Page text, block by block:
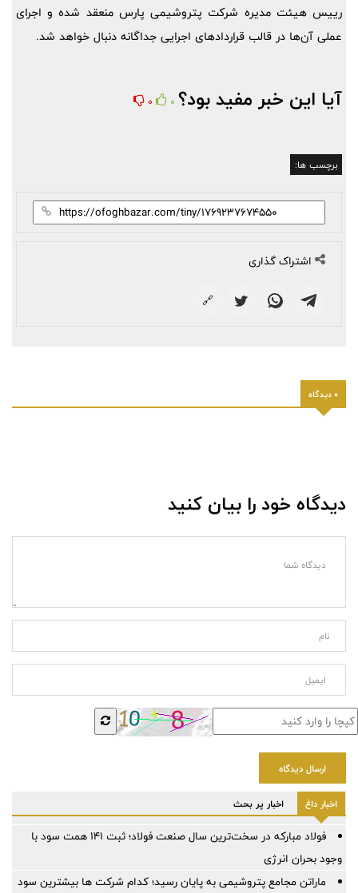
رییس هیئت مدیره شرکت پتروشیمی پارس منعقد شده و اجرای
عملی آن‌ها در قالب قراردادهای اجرایی جداگانه دنبال خواهد شد.
آیا این خبر مفید بود؟ 0
0
برچسب ها:
اشتراک گذاری
🔗
0 دیدگاه
دیدگاه خود را بیان کنید
ارسال دیدگاه
اخبار داغ اخبار پر بحث
فولاد مبارکه در سخت‌ترین سال صنعت فولاد؛ ثبت ۱۴۱ همت سود با
وجود بحران انرژی
ماراتن مجامع پتروشیمی به پایان رسید؛ کدام شرکت ها بیشترین سود